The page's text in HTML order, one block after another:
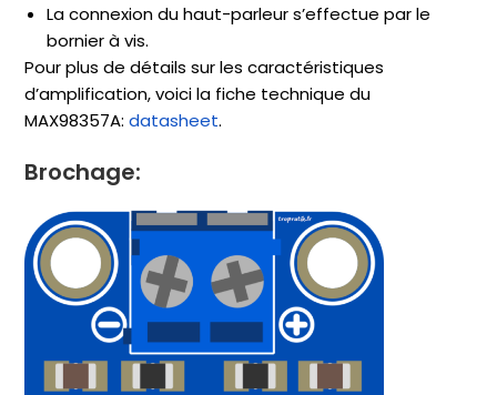
La connexion du haut-parleur s’effectue par le
bornier à vis.
Pour plus de détails sur les caractéristiques
d’amplification, voici la fiche technique du
MAX98357A:datasheet.
Brochage: